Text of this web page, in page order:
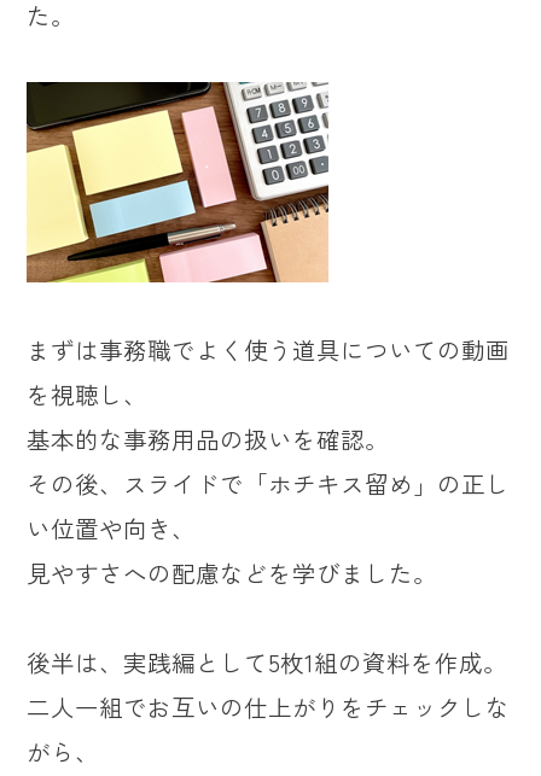
た。
まずは事務職でよく使う道具についての動画
を視聴し、
基本的な事務用品の扱いを確認。
その後、スライドで「ホチキス留め」の正し
い位置や向き、
見やすさへの配慮などを学びました。
後半は、実践編として5枚1組の資料を作成。
二人一組でお互いの仕上がりをチェックしな
がら、